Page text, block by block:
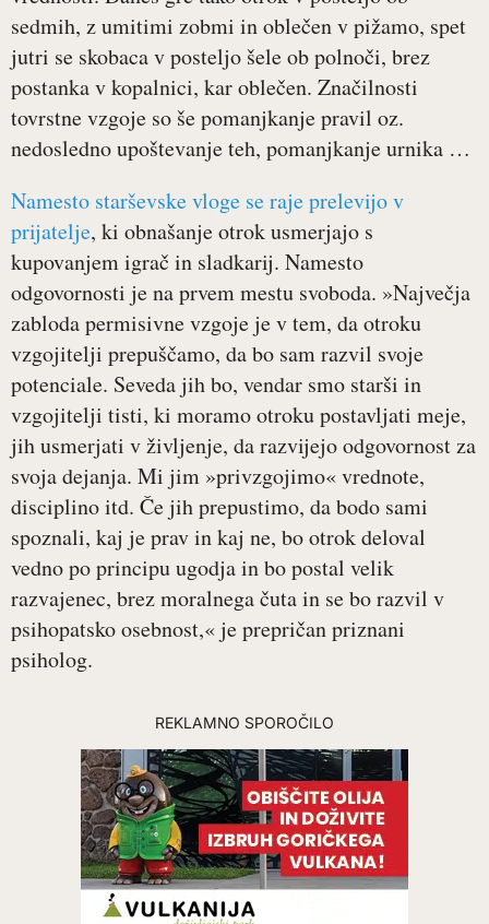
sedmih, z umitimi zobmi in oblečen v pižamo, spet
jutri se skobaca v posteljo šele ob polnoči, brez
postanka v kopalnici, kar oblečen. Značilnosti
tovrstne vzgoje so še pomanjkanje pravil oz.
nedosledno upoštevanje teh, pomanjkanje urnika …
Namesto starševske vloge se raje prelevijo v
prijatelje, ki obnašanje otrok usmerjajo s
kupovanjem igrač in sladkarij. Namesto
odgovornosti je na prvem mestu svoboda. »Največja
zabloda permisivne vzgoje je v tem, da otroku
vzgojitelji prepuščamo, da bo sam razvil svoje
potenciale. Seveda jih bo, vendar smo starši in
vzgojitelji tisti, ki moramo otroku postavljati meje,
jih usmerjati v življenje, da razvijejo odgovornost za
svoja dejanja. Mi jim »privzgojimo« vrednote,
disciplino itd. Če jih prepustimo, da bodo sami
spoznali, kaj je prav in kaj ne, bo otrok deloval
vedno po principu ugodja in bo postal velik
razvajenec, brez moralnega čuta in se bo razvil v
psihopatsko osebnost,« je prepričan priznani
psiholog.
REKLAMNO SPOROČILO